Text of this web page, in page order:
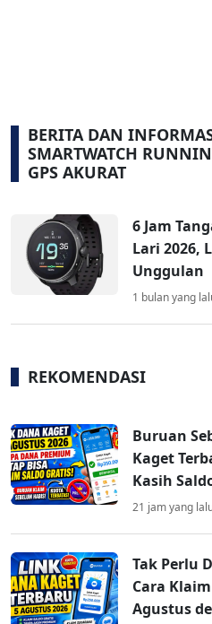
BERITA DAN
SMARTWATCH
GPS AKURAT
6 Jam
Lari 2026,
Unggulan
1 bulan yang
REKOMENDASI
Buruan
Kaget
Kasih
21 jam yang
Tak Perlu
Cara
Agustus